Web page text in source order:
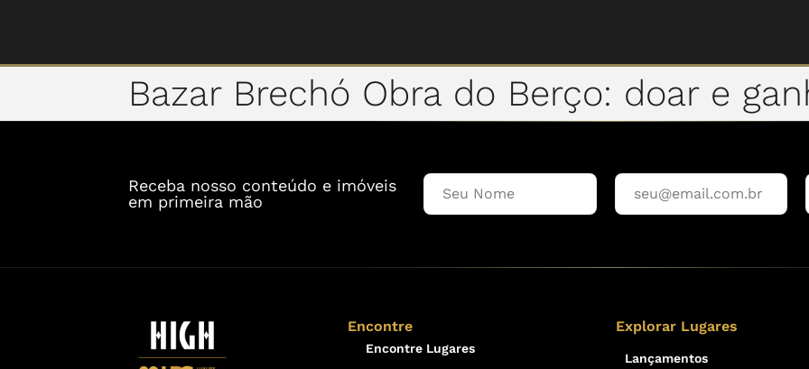
Bazar Brechó Obra do Berço: doar e
Receba nosso conteúdo e imóveis
em primeira mão
Encontre
Encontre Lugares
Explorar Lugares
Lançamentos